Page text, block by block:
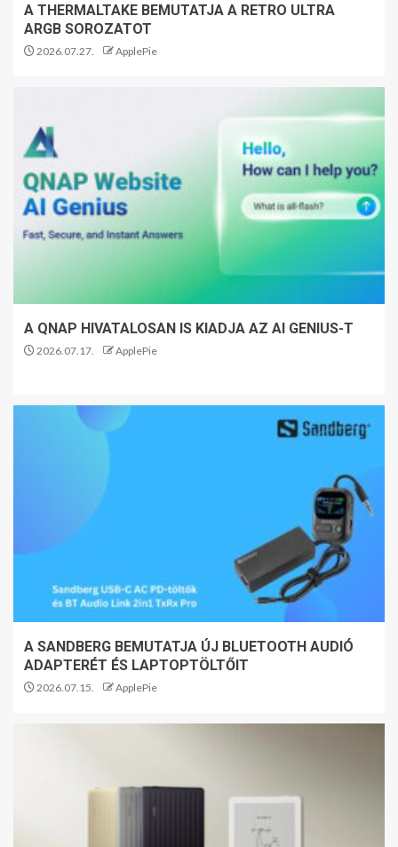
A THERMALTAKE BEMUTATJA A RETRO ULTRA
ARGB SOROZATOT
2026.07.27. ApplePie
A QNAP HIVATALOSAN IS KIADJA AZ AI GENIUS-T
2026.07.17. ApplePie
A SANDBERG BEMUTATJA ÚJ BLUETOOTH AUDIÓ
ADAPTERÉT ÉS LAPTOPTÖLTŐIT
2026.07.15. ApplePie